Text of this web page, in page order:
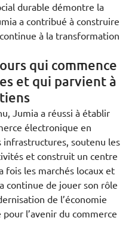
durable démontre la
a contribué à construire
à la transformation
qui commence
et qui parvient à
Jumia a réussi à établir
électronique en
infrastructures, soutenu les
et construit un centre
fois les marchés locaux et
continue de jouer son rôle
de l’économie
l’avenir du commerce